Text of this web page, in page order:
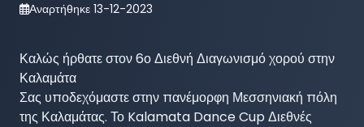
Αναρτήθηκε 13-12-2023
Καλώς ήρθατε στον 6ο Διεθνή Διαγωνισμό χορού στην
Καλαμάτα
Σας υποδεχόμαστε στην πανέμορφη Μεσσηνιακή πόλη
της Καλαμάτας. Το Kalamata Dance Cup Διεθνές